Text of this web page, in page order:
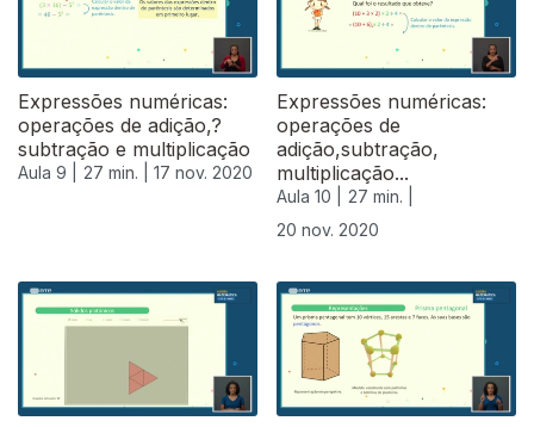
Expressões numéricas:
operações de adição,?
subtração e multiplicação
Aula 9 | 27 min. | 17 nov. 2020
Expressões numéricas:
operações de
adição,subtração,
multiplicação...
Aula 10 |
27 min. |
20 nov. 2020
508718